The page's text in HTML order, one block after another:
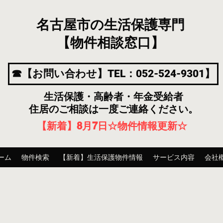
名古屋市の生活保護専門
【物件相談窓口】
☎【お問い合わせ】TEL：052-524-9301】
生活保護・高齢者・年金受給者
住居のご相談は一度ご連絡ください。
【新着】8月7日 ☆物件情報更新☆
ム 物件検索 【新着】生活保護物件情報 サービス内容 会社